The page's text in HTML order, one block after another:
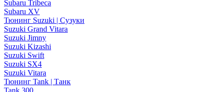
Subaru Tribeca
Subaru XV
Тюнинг Suzuki | Сузуки
Suzuki Grand Vitara
Suzuki Jimny
Suzuki Kizashi
Suzuki Swift
Suzuki SX4
Suzuki Vitara
Тюнинг Tank | Танк
Tank 300